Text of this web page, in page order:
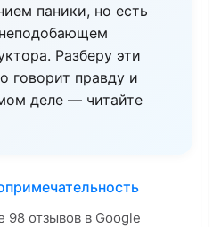
паники, но есть
Разберу эти
говорит правду и
деле — читайте
98 отзывов в Google